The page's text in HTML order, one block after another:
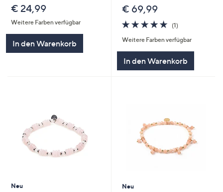
€ 24,99
Weitere Farben verfügbar
In den Warenkorb
€ 69,99
5.0
von
5
(1)
Weitere Farben verfügbar
In den Warenkorb
Neu
Neu